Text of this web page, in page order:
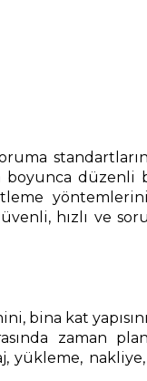
boyunca
yöntemlerini,
hızlı ve
bina kat
zaman
yükleme,